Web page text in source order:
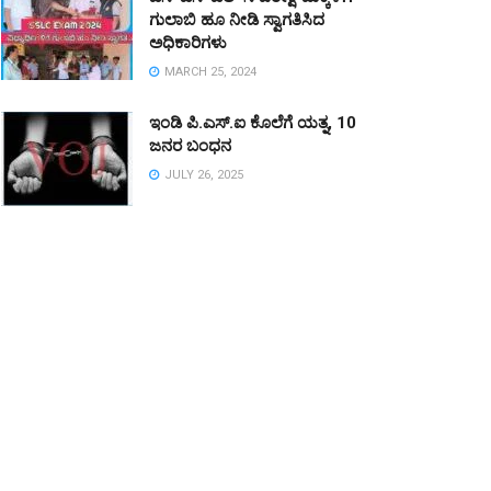
ಗುಲಾಬಿ ಹೂ ನೀಡಿ ಸ್ವಾಗತಿಸಿದ
ಅಧಿಕಾರಿಗಳು
MARCH 25, 2024
ಇಂಡಿ ಪಿ.ಎಸ್.ಐ ಕೊಲೆಗೆ ಯತ್ನ, 10
ಜನರ ಬಂಧನ
JULY 26, 2025